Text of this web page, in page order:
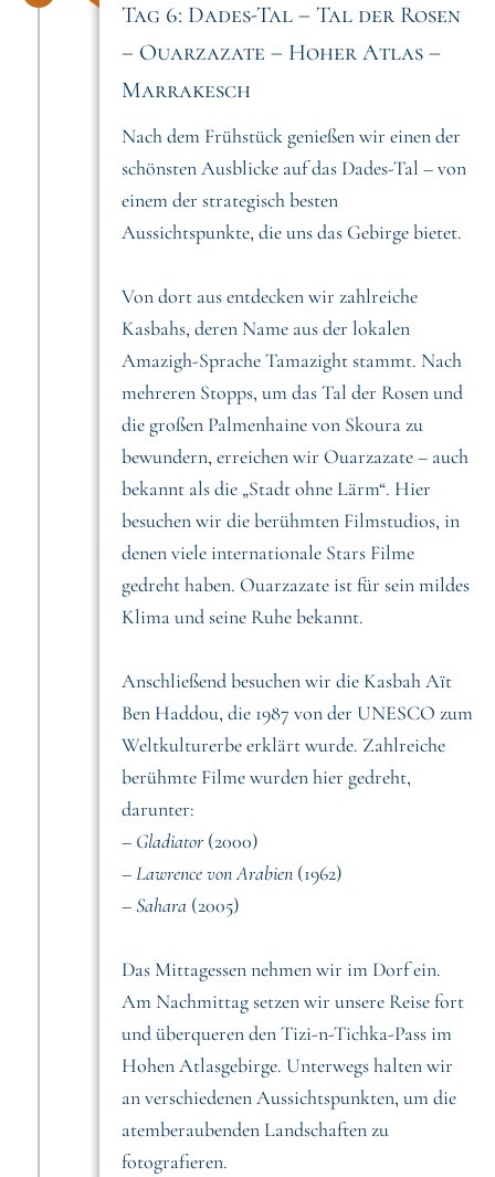
Tag 6: Dades-Tal – Tal der Rosen
– Ouarzazate – Hoher Atlas –
Marrakesch
Nach dem Frühstück genießen wir einen der
schönsten Ausblicke auf das Dades-Tal – von
einem der strategisch besten
Aussichtspunkte, die uns das Gebirge bietet.
Von dort aus entdecken wir zahlreiche
Kasbahs, deren Name aus der lokalen
Amazigh-Sprache Tamazight stammt. Nach
mehreren Stopps, um das Tal der Rosen und
die großen Palmenhaine von Skoura zu
bewundern, erreichen wir Ouarzazate – auch
bekannt als die „Stadt ohne Lärm“. Hier
besuchen wir die berühmten Filmstudios, in
denen viele internationale Stars Filme
gedreht haben. Ouarzazate ist für sein mildes
Klima und seine Ruhe bekannt.
Anschließend besuchen wir die Kasbah Aït
Ben Haddou, die 1987 von der UNESCO zum
Weltkulturerbe erklärt wurde. Zahlreiche
berühmte Filme wurden hier gedreht,
darunter:
– Gladiator (2000)
–Lawrence von Arabien (1962)
– Sahara (2005)
Das Mittagessen nehmen wir im Dorf ein.
Am Nachmittag setzen wir unsere Reise fort
und überqueren den Tizi-n-Tichka-Pass im
Hohen Atlasgebirge. Unterwegs halten wir
an verschiedenen Aussichtspunkten, um die
atemberaubenden Landschaften zu
fotografieren.